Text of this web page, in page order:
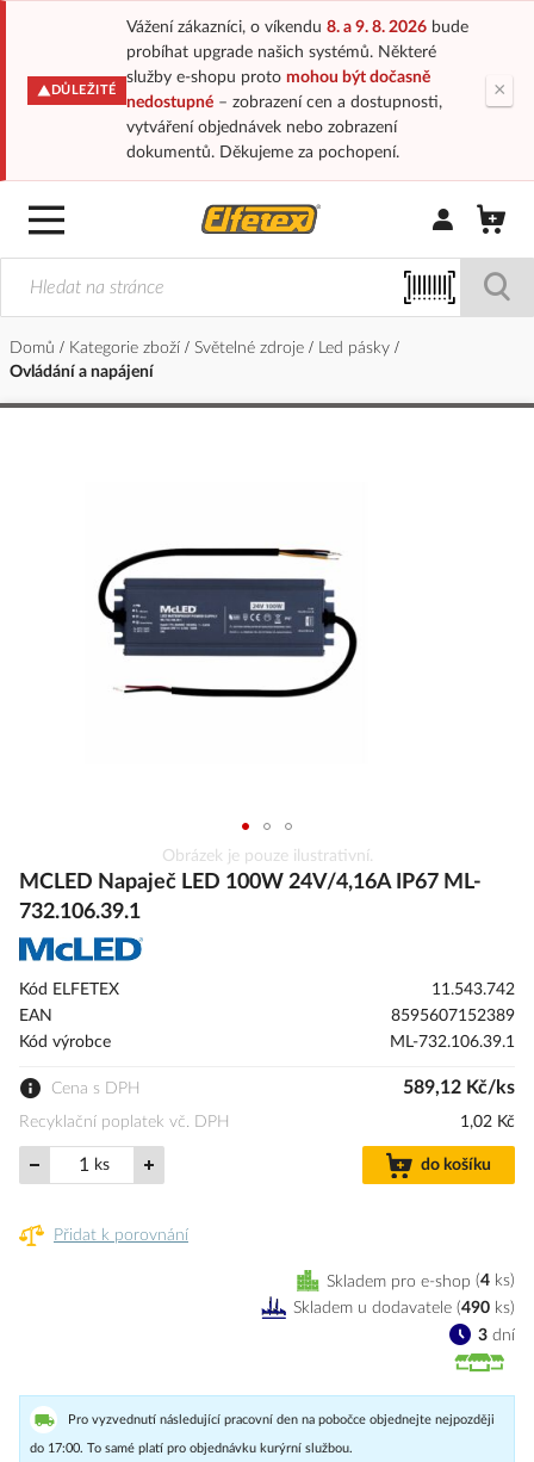
DŮLEŽITÉ
Vážení zákazníci, o víkendu 8. a 9. 8. 2026bude
probíhat upgrade našich systémů. Některé
služby e-shopu proto mohou být dočasně
nedostupné– zobrazení cen a dostupnosti,
vytváření objednávek nebo zobrazení
dokumentů. Děkujeme za pochopení.
×
Přihlásit/
Domů Kategorie zboží Světelné zdroje
Led pásky
Ovládání a napájení
na
začátek
Obrázek je pouze ilustrativní.
MCLED Napaječ LED 100W 24V/4,16A IP67 ML-
732.106.39.1
Kód ELFETEX
11.543.742
EAN
8595607152389
Kód výrobce
ML-732.106.39.1
Cena s DPH 589,12 Kč/ks
Recyklační poplatek vč. DPH 1,02 Kč
ks do košíku
Přidat k porovnání
Skladem pro e-shop 4 ks
3 dní
Skladem u dodavatele (490 ks)
Pro vyzvednutí následující pracovní den na pobočce objednejte nejpozději
do 17:00. To samé platí pro objednávku kurýrní službou.